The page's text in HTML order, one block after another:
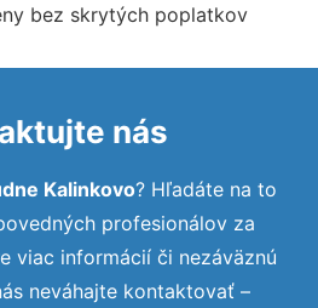
bez skrytých poplatkov
nás
Kalinkovo? Hľadáte na to
profesionálov za
viac informácií či nezáväznú
neváhajte kontaktovať –